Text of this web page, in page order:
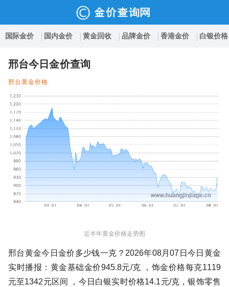
国际金价 国内金价 黄金回收 品牌金价 香港金价 白银价格
邢台今日金价查询
邢台黄金价格
近半年黄金价格走势图
邢台黄金今日金价多少钱一克？2026年08月07日今日黄金
实时播报：黄金基础金价945.8元/克 ，饰金价格每克1119
元至1342元区间 ，今日白银实时价格14.1元/克，银饰零售